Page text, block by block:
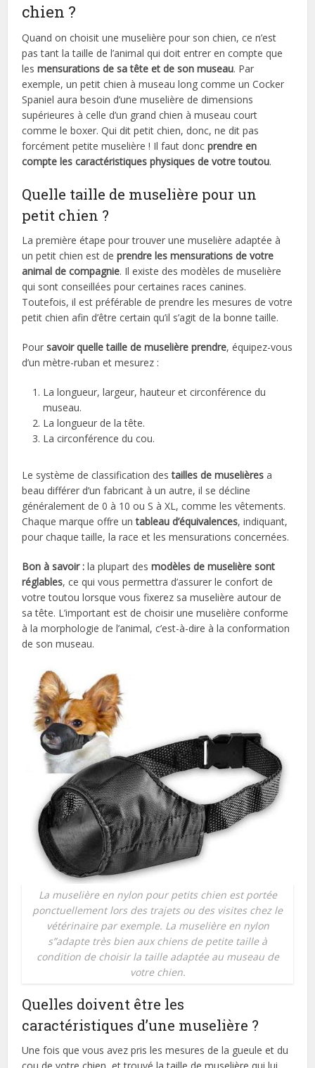
chien ?
Quand on choisit une muselière pour son chien, ce n’est
pas tant la taille de l’animal qui doit entrer en compte que
lesmensurations de sa tête et de son museau. Par
exemple, un petit chien à museau long comme un Cocker
Spaniel aura besoin d’une muselière de dimensions
supérieures à celle d’un grand chien à museau court
comme le boxer. Qui dit petit chien, donc, ne dit pas
forcément petite muselière ! Il faut doncprendre en
compte les caractéristiques physiques de votre toutou.
Quelle taille de muselière pour un
petit chien ?
La première étape pour trouver une muselière adaptée à
un petit chien est deprendre les mensurations de votre
animal de compagnie. Il existe des modèles de muselière
qui sont conseillées pour certaines races canines.
Toutefois, il est préférable de prendre les mesures de votre
petit chien afin d’être certain qu’il s’agit de la bonne taille.
Poursavoir quelle taille de muselière prendre, équipez-vous
d’un mètre-ruban et mesurez :
La longueur, largeur, hauteur et circonférence du
museau.
La longueur de la tête.
La circonférence du cou.
Le système de classification destailles de muselières a
beau différer d’un fabricant à un autre, il se décline
généralement de 0 à 10 ou S à XL, comme les vêtements.
Chaque marque offre untableau d’équivalences, indiquant,
pour chaque taille, la race et les mensurations concernées.
Bon à savoir : la plupart desmodèles de muselière sont
réglables, ce qui vous permettra d’assurer le confort de
votre toutou lorsque vous fixerez sa muselière autour de
sa tête. L’important est de choisir une muselière conforme
à la morphologie de l’animal, c’est-à-dire à la conformation
de son museau.
La muselière en nylon pour petits chien est portée
ponctuellement lors des trajets ou des visites chez le
vétérinaire par exemple. La muselière en nylon
s”adapte très bien aux chiens de petite taille à
condition de choisir la taille adaptée au museau de
votre chien.
Quelles doivent être les
caractéristiques d’une muselière ?
Une fois que vous avez pris les mesures de la gueule et du
cou de votre chien, et trouvé la taille de muselière qui lui